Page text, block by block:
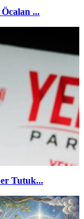
Öcalan ...
Tutuk...